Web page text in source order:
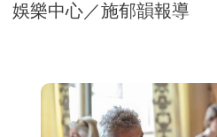
娛樂中心／施郁韻報導